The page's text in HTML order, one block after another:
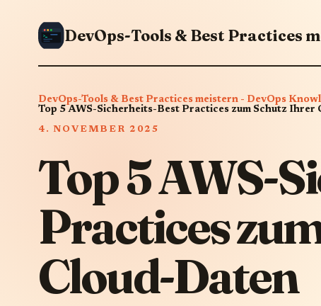
DevOps-Tools & Best Practices meistern - DevOps
Top 5 AWS-Sicherheits-Best Practices zum Schutz Ihrer
4. NOVEMBER 2025
Top 5 AWS-
Practices
Cloud-Daten